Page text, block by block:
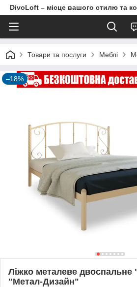
DivoLoft – місце вашого стилю та
Товари та послуги Meблi
–18%
Ліжко металеве
"Метал-Дизайн"